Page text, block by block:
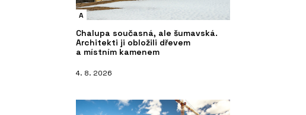
A
Chalupa současná, ale šumavská.
Architekti ji obložili dřevem
a místním kamenem
4. 8. 2026